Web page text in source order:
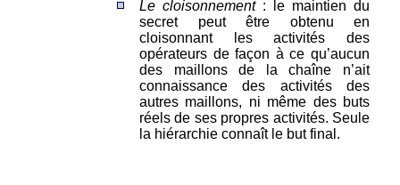
Le cloisonnement: le maintien du
secret peut être obtenu en
cloisonnant les activités des
opérateurs de façon à ce qu’aucun
des maillons de la chaîne n’ait
connaissance des activités des
autres maillons, ni même des buts
réels de ses propres activités. Seule
la hiérarchie connaît le but final.